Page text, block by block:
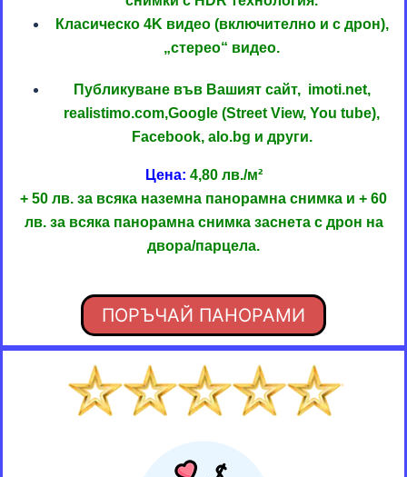
Класическо 4K видео (включително и с дрон),
„стерео“ видео.
Публикуване във Вашият сайт, imoti.net,
realistimo.com,Google (Street View, You tube),
Facebook, alo.bg и други.
Цена: 4,80 лв./м²
+ 50 лв. за всяка наземна панорамна снимка и + 60
лв. за всяка панорамна снимка заснета с дрон на
двора/парцела.
ПОРЪЧАЙ ПАНОРАМИ